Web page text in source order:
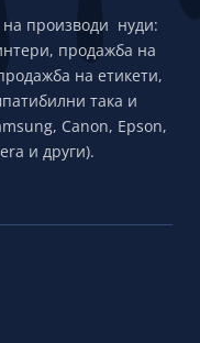
на производи нуди:
продажба на
на етикети,
така и
Canon, Epson,
и други).